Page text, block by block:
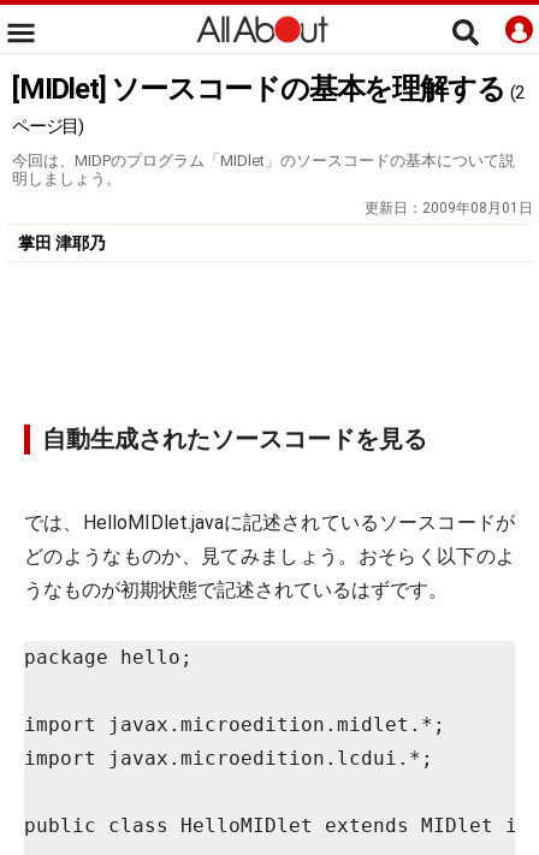
[MIDlet] ソースコードの基本を理解する (2
ページ目)
今回は、MIDPのプログラム「MIDlet」のソースコードの基本について説
明しましょう。
更新日： 2009年08月01日
掌田 津耶乃
自動生成されたソースコードを見る
では、HelloMIDlet.javaに記述されているソースコードが
どのようなものか、見てみましょう。おそらく以下のよ
うなものが初期状態で記述されているはずです。
package hello;
import javax.microedition.midlet.*;
import javax.microedition.lcdui.*;
public class HelloMIDlet extends MIDlet